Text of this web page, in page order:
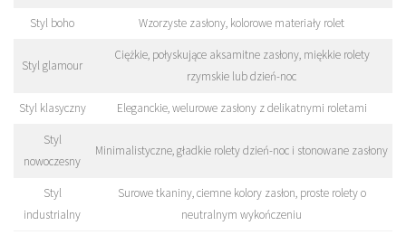
Styl boho Wzorzyste zasłony, kolorowe materiały rolet
Styl glamour
Ciężkie, połyskujące aksamitne zasłony, miękkie rolety
rzymskie lub dzień-noc
Styl klasyczny Eleganckie, welurowe zasłony z delikatnymi roletami
Styl
nowoczesny
Minimalistyczne, gładkie rolety dzień-noc i stonowane zasłony
Styl
industrialny
Surowe tkaniny, ciemne kolory zasłon, proste rolety o
neutralnym wykończeniu